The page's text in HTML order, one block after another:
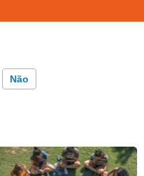
Não
incorreta
que procuro